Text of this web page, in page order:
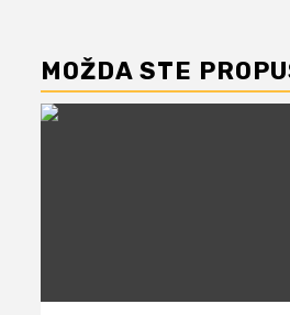
MOŽDA STE